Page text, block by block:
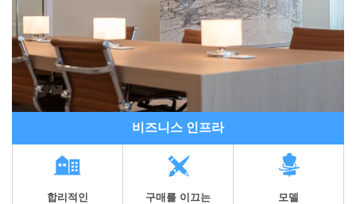
비즈니스 인프라
합리적인
구매를 이끄는
모델